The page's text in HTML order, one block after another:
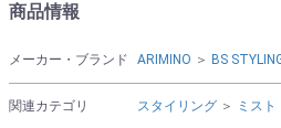
商品情報
メーカー・ブランド ARIMINO ＞ BS
関連カテゴリ スタイリング ＞ ミスト